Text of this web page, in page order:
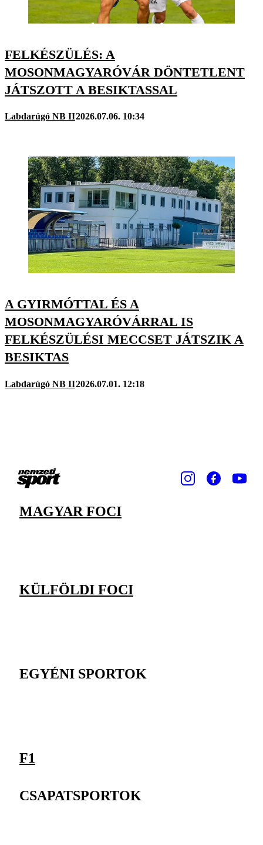
FELKÉSZÜLÉS: A
MOSONMAGYARÓVÁR DÖNTETLENT
JÁTSZOTT A BESIKTASSAL
Labdarúgó NB II2026.07.06. 10:34
A GYIRMÓTTAL ÉS A
MOSONMAGYARÓVÁRRAL IS
FELKÉSZÜLÉSI MECCSET JÁTSZIK A
BESIKTAS
Labdarúgó NB II2026.07.01. 12:18
MAGYAR FOCI
KÜLFÖLDI FOCI
EGYÉNI SPORTOK
F1
CSAPATSPORTOK